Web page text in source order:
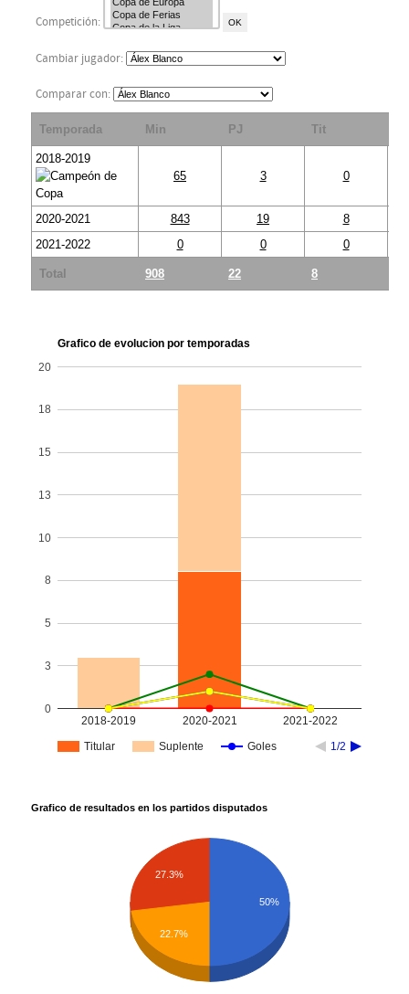
Competición:
Cambiar jugador:
Comparar con:
Temporada Min PJ Tit
2018-2019
65
3 0
2020-2021 843 19
8
2021-2022
0 0 0
Total 908 22 8
Grafico de evolucion por temporadas
Titular Suplente Goles 1/2
2018-2019 2020-2021 2021-2022
0
3
5
8
10
13
15
18
20
Grafico de resultados en los partidos disputados
27.3%
22.7%
50%